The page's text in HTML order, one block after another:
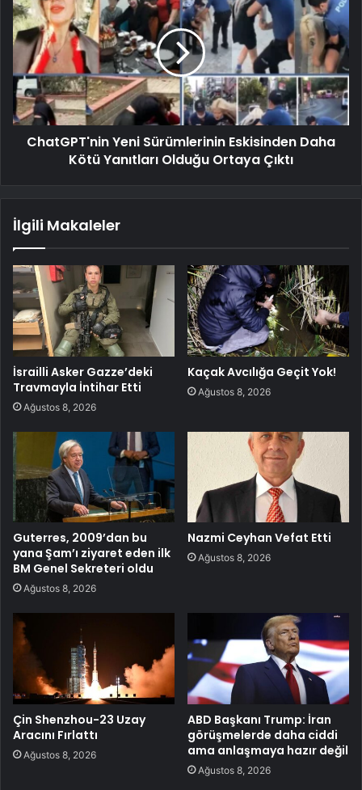
ChatGPT'nin Yeni Sürümlerinin Eskisinden Daha
Kötü Yanıtları Olduğu Ortaya Çıktı
İlgili Makaleler
İsrailli Asker Gazze’deki
Travmayla İntihar Etti
Ağustos 8, 2026
Kaçak Avcılığa Geçit Yok!
Ağustos 8, 2026
Guterres, 2009’dan bu
yana Şam’ı ziyaret eden ilk
BM Genel Sekreteri oldu
Ağustos 8, 2026
Nazmi Ceyhan Vefat Etti
Ağustos 8, 2026
Çin Shenzhou-23 Uzay
Aracını Fırlattı
Ağustos 8, 2026
ABD Başkanı Trump: İran
görüşmelerde daha ciddi
ama anlaşmaya hazır değil
Ağustos 8, 2026